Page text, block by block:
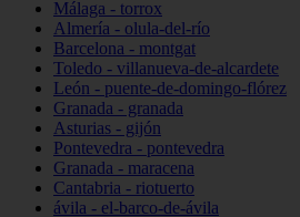
Málaga - torrox
Almería - olula-del-río
Barcelona - montgat
Toledo - villanueva-de-alcardete
León - puente-de-domingo-flórez
Granada - granada
Asturias - gijón
Pontevedra - pontevedra
Granada - maracena
Cantabria - riotuerto
ávila - el-barco-de-ávila